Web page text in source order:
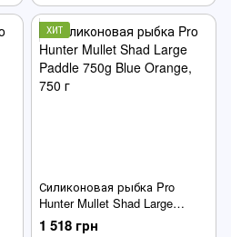
ХИТ
Силиконовая рыбка Pro
Hunter Mullet Shad Large
Paddle 750g Blue Orange
1 518 грн